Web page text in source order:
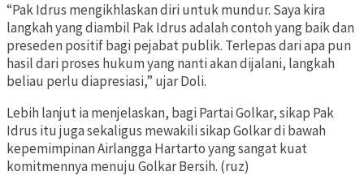
“Pak Idrus mengikhlaskan diri untuk mundur. Saya kira
langkah yang diambil Pak Idrus adalah contoh yang baik dan
preseden positif bagi pejabat publik. Terlepas dari apa pun
hasil dari proses hukum yang nanti akan dijalani, langkah
beliau perlu diapresiasi,” ujar Doli.
Lebih lanjut ia menjelaskan, bagi Partai Golkar, sikap Pak
Idrus itu juga sekaligus mewakili sikap Golkar di bawah
kepemimpinan Airlangga Hartarto yang sangat kuat
komitmennya menuju Golkar Bersih. (ruz)